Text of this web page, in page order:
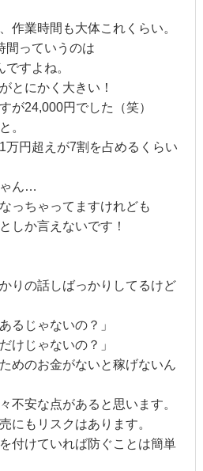
作業時間も大体これくらい。
間っていうのは
すよね。
とにかく大きい！
が24,000円でした（笑）
。
万円超えが7割を占めるくらい
ん…
っちゃってますけれども
しか言えないです！
りの話しばっかりしてるけど
るじゃないの？」
けじゃないの？」
めのお金がないと稼げないん
不安な点があると思います。
にもリスクはあります。
付けていれば防ぐことは簡単